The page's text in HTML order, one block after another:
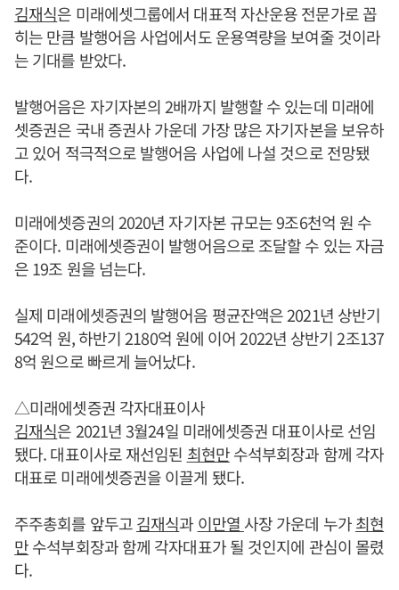
김재식은 미래에셋그룹에서 대표적 자산운용 전문가로 꼽
히는 만큼 발행어음 사업에서도 운용역량을 보여줄 것이라
는 기대를 받았다.
발행어음은 자기자본의 2배까지 발행할 수 있는데 미래에
셋증권은 국내 증권사 가운데 가장 많은 자기자본을 보유하
고 있어 적극적으로 발행어음 사업에 나설 것으로 전망됐
다.
미래에셋증권의 2020년 자기자본 규모는 9조6천억 원 수
준이다. 미래에셋증권이 발행어음으로 조달할 수 있는 자금
은 19조 원을 넘는다.
실제 미래에셋증권의 발행어음 평균잔액은 2021년 상반기
542억 원, 하반기 2180억 원에 이어 2022년 상반기 2조137
8억 원으로 빠르게 늘어났다.
△미래에셋증권 각자대표이사
김재식은 2021년 3월24일 미래에셋증권 대표이사로 선임
됐다. 대표이사로 재선임된 최현만수석부회장과 함께 각자
대표로 미래에셋증권을 이끌게 됐다.
주주총회를 앞두고김재식과 이만열 사장 가운데 누가최현
만수석부회장과 함께 각자대표가 될 것인지에 관심이 몰렸
다.